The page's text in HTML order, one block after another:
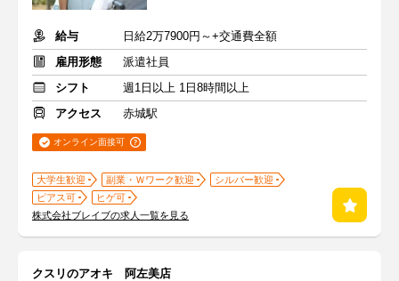
給与
日給2万7900円～+交通費全額
雇用形態
派遣社員
シフト
週1日以上 1日8時間以上
アクセス
赤城駅
オンライン面接可
大学生歓迎 副業・Ｗワーク歓迎
シルバー歓迎
ピアス可
ヒゲ可
株式会社ブレイブの求人一覧を見る
クスリのアオキ 阿左美店